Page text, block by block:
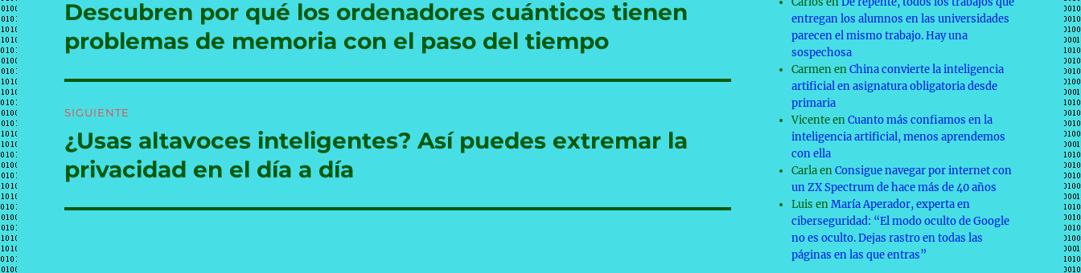
entradas
Entrada
anterior:
Descubren por qué los ordenadores cuánticos tienen
problemas de memoria con el paso del tiempo
SIGUIENTE
Entrada
siguiente:
¿Usas altavoces inteligentes? Así puedes extremar la
privacidad en el día a día
entregan los alumnos en las universidades
parecen el mismo trabajo. Hay una
sospechosa
CarmenenChina convierte la inteligencia
artificial en asignatura obligatoria desde
primaria
VicenteenCuanto más confiamos en la
inteligencia artificial, menos aprendemos
con ella
CarlaenConsigue navegar por internet con
un ZX Spectrum de hace más de 40 años
Luis enMaría Aperador, experta en
ciberseguridad: “El modo oculto de Google
no es oculto. Dejas rastro en todas las
páginas en las que entras”